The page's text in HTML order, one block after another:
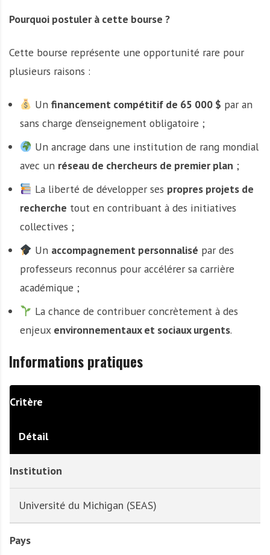
Pourquoi postuler à cette bourse ?
Cette bourse représente une opportunité rare pour
plusieurs raisons :
Un financement compétitif de 65 000 $ par an
sans charge d’enseignement obligatoire ;
Un ancrage dans une institution de rang mondial
avec un réseau de chercheurs de premier plan ;
La liberté de développer ses propres projets de
recherche tout en contribuant à des initiatives
collectives ;
Un accompagnement personnalisé par des
professeurs reconnus pour accélérer sa carrière
académique ;
La chance de contribuer concrètement à des
enjeux environnementaux et sociaux urgents.
Informations pratiques
Critère
Détail
Institution
Université du Michigan (SEAS)
Pays